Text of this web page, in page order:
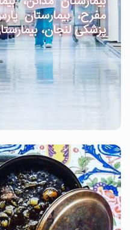
مفرح، بیمارستان
پزشکی لنجان،